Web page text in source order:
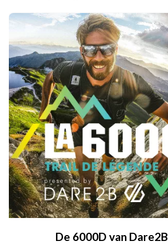
De 6000D van Dare2B